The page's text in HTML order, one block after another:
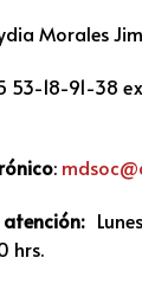
Morales
53-18-91-38
:
hrs.